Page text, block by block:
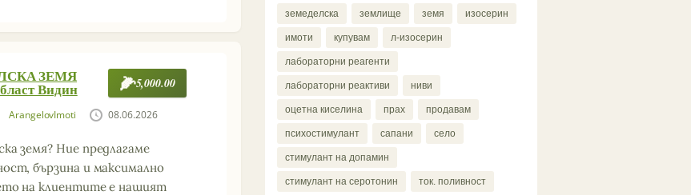
5,000.00
ЗЕМЯ
Видин
ArangelovImoti 08.06.2026
земя? Ние предлагаме
бързина и максимално
на клиентите е нашият
земеделска землище земя изосерин
имоти купувам л-изосерин
лабораторни реагенти
лабораторни реактиви ниви
оцетна киселина прах продавам
психостимулант сапани село
стимулант на допамин
стимулант на серотонин ток. поливност